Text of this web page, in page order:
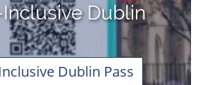
Dublin
Dublin Pass